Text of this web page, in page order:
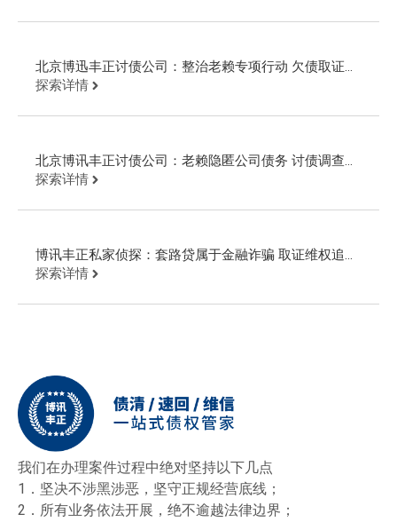
北京博迅丰正讨债公司：整治老赖专项行动 欠债取证公
安现场抓人
探索详情
北京博讯丰正讨债公司：老赖隐匿公司债务 讨债调查起
诉回款
探索详情
博讯丰正私家侦探：套路贷属于金融诈骗 取证维权追回
欠款
探索详情
我们在办理案件过程中绝对坚持以下几点
1．坚决不涉黑涉恶，坚守正规经营底线；
2．所有业务依法开展，绝不逾越法律边界；